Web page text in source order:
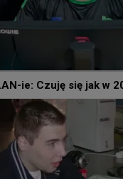
11 godzin temu
być jednym z
od ludzi: „Musisz
ie: Czuję się jak w